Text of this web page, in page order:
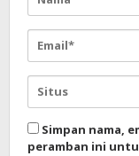
Simpan nama,
peramban ini